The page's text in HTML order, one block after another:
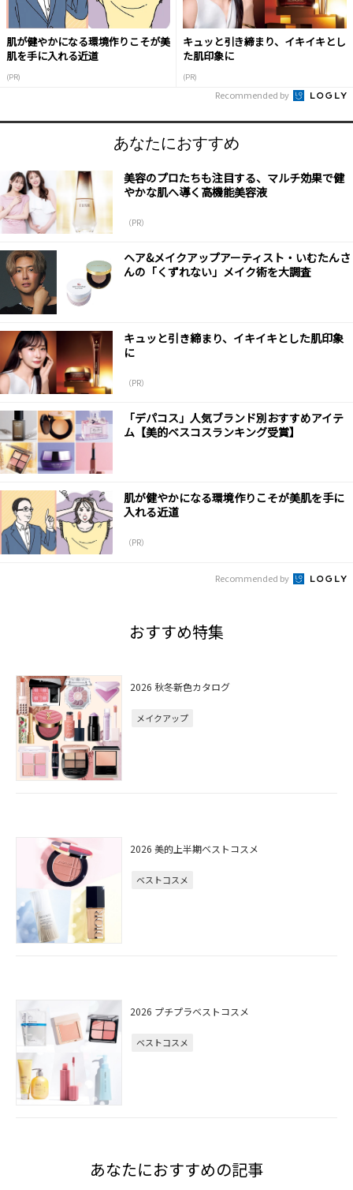
肌が健やかになる環境作りこそが美
肌を手に入れる近道
(PR)
キュッと引き締まり、イキイキとし
た肌印象に
(PR)
Recommended by
あなたにおすすめ
美容のプロたちも注目する、マルチ効果で健
やかな肌へ導く高機能美容液
（PR）
ヘア&メイクアップアーティスト・いむたんさ
んの「くずれない」メイク術を大調査
キュッと引き締まり、イキイキとした肌印象
に
（PR）
「デパコス」人気ブランド別おすすめアイテ
ム【美的ベスコスランキング受賞】
肌が健やかになる環境作りこそが美肌を手に
入れる近道
（PR）
Recommended by
おすすめ特集
2026 秋冬新色カタログ
メイクアップ
2026 美的上半期ベストコスメ
ベストコスメ
2026 プチプラベストコスメ
ベストコスメ
あなたにおすすめの記事